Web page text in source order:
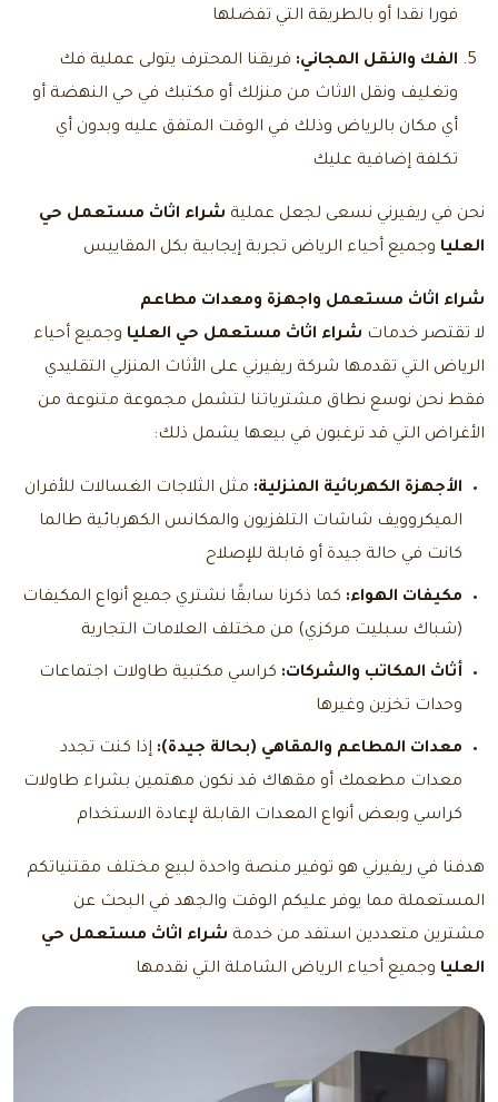
فورا نقدا أو بالطريقة التي تفضلها
الفك والنقل المجاني: فريقنا المحترف يتولى عملية فك
وتغليف ونقل الاثاث من منزلك أو مكتبك في حي النهضة أو
أي مكان بالرياض وذلك في الوقت المتفق عليه وبدون أي
تكلفة إضافية عليك
نحن في ريفيرني نسعى لجعل عملية شراء اثاث مستعمل حي
العليا وجميع أحياء الرياض تجربة إيجابية بكل المقاييس
شراء اثاث مستعمل واجهزة ومعدات مطاعم
لا تقتصر خدمات شراء اثاث مستعمل حي العليا وجميع أحياء
الرياض التي تقدمها شركة ريفيرني على الأثاث المنزلي التقليدي
فقط نحن نوسع نطاق مشترياتنا لتشمل مجموعة متنوعة من
الأغراض التي قد ترغبون في بيعها يشمل ذلك:
الأجهزة الكهربائية المنزلية: مثل الثلاجات الغسالات للأفران
الميكروويف شاشات التلفزيون والمكانس الكهربائية طالما
كانت في حالة جيدة أو قابلة للإصلاح
مكيفات الهواء: كما ذكرنا سابقًا نشتري جميع أنواع المكيفات
(شباك سبليت مركزي) من مختلف العلامات التجارية
أثاث المكاتب والشركات: كراسي مكتبية طاولات اجتماعات
وحدات تخزين وغيرها
معدات المطاعم والمقاهي (بحالة جيدة): إذا كنت تجدد
معدات مطعمك أو مقهاك قد نكون مهتمين بشراء طاولات
كراسي وبعض أنواع المعدات القابلة لإعادة الاستخدام
هدفنا في ريفيرني هو توفير منصة واحدة لبيع مختلف مقتنياتكم
المستعملة مما يوفر عليكم الوقت والجهد في البحث عن
مشترين متعددين استفد من خدمة شراء اثاث مستعمل حي
العليا وجميع أحياء الرياض الشاملة التي نقدمها